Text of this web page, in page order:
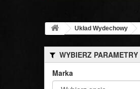
Układ Wydechowy
WYBIERZ PARAMETRY
Marka